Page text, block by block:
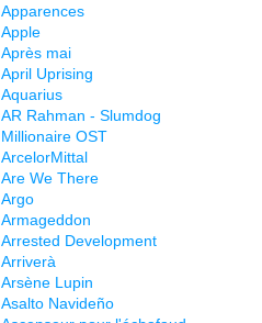
Apparences
Apple
Après mai
April Uprising
Aquarius
AR Rahman - Slumdog
Millionaire OST
ArcelorMittal
Are We There
Argo
Armageddon
Arrested Development
Arriverà
Arsène Lupin
Asalto Navideño